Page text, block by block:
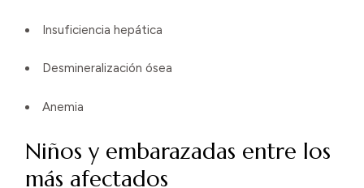
Insuficiencia hepática
Desmineralización ósea
Anemia
Niños y embarazadas entre los
más afectados